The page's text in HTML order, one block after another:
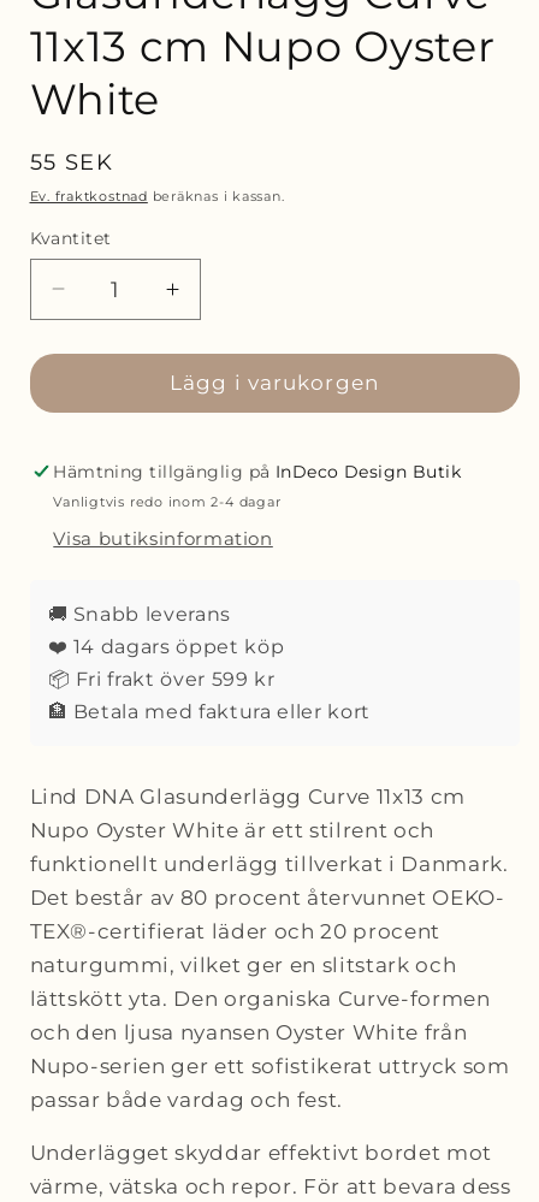
11x13 cm Nupo Oyster
White
Ordinarie
pris
55 SEK
Ev. fraktkostnad beräknas i kassan.
Kvantitet
Minska
kvantitet
för
DNA
Curve
11x13
Nupo
White
Öka
kvantitet
för
Lind
DNA
Curve
11x13
Nupo
White
Lägg i varukorgen
Hämtning tillgänglig på InDeco Design Butik
Vanligtvis redo inom 2-4 dagar
Visa butiksinformation
🚚 Snabb leverans
❤️ 14 dagars öppet köp
📦 Fri frakt över 599 kr
🏦 Betala med faktura eller kort
Lind DNA Glasunderlägg Curve 11x13 cm
Nupo Oyster White är ett stilrent och
funktionellt underlägg tillverkat i Danmark.
Det består av 80 procent återvunnet OEKO-
TEX®-certifierat läder och 20 procent
naturgummi, vilket ger en slitstark och
lättskött yta. Den organiska Curve-formen
och den ljusa nyansen Oyster White från
Nupo-serien ger ett sofistikerat uttryck som
passar både vardag och fest.
Underlägget skyddar effektivt bordet mot
värme, vätska och repor. För att bevara dess